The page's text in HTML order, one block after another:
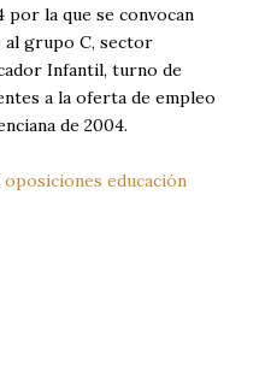
por la que se convocan
al grupo C, sector
Infantil, turno de
a la oferta de empleo
de 2004.
oposiciones educación